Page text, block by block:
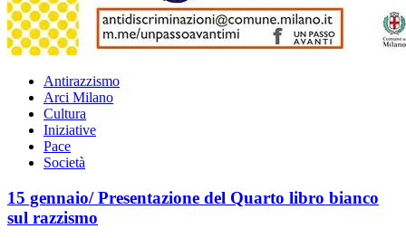
Antirazzismo
Arci Milano
Cultura
Iniziative
Pace
Società
15 gennaio/ Presentazione del Quarto libro bianco
sul razzismo